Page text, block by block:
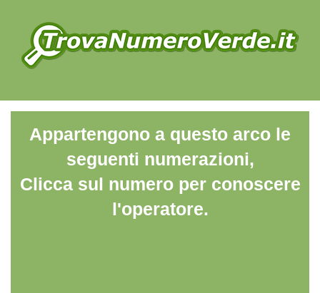
Appartengono a questo arco le
seguenti numerazioni,
Clicca sul numero per conoscere
l'operatore.